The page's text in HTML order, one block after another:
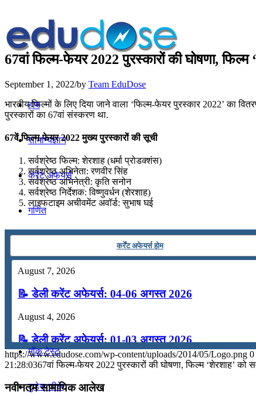
होम
सामान्यज्ञान
करेंट अफेयर्स
गणित
अंग्रेजी
मॉक टेस्ट
टुडेज जीके
67वां फिल्म-फेयर 2022 पुरस्कारों की घोषणा, फिल्म
September 1, 2022/by Team EduDose
भारतीय फिल्मों के लिए दिया जाने वाला ‘फिल्म-फेयर पुरस्कार 2022’ का
पुरस्कारों का 67वां संस्करण था.
67वें फिल्म-फेयर 2022 मुख्य पुरस्कारों की सूची
सर्वश्रेष्ठ फिल्म: शेरशाह (धर्मा प्रोडक्शंस)
सर्वश्रेष्ठ अभिनेता: रणवीर सिंह
सर्वश्रेष्ठ अभिनेत्री: कृति सनोन
सर्वश्रेष्ठ निर्देशक: विष्णुवर्धन (शेरशाह)
लाइफटाइम अचीवमेंट अवॉर्ड: सुभाष घई
कर्रेंट अफेयर्स होम
August 7, 2026
📝 डेली करेंट अफेयर्स: 04-06 अगस्त 2026
August 4, 2026
📝 डेली करेंट अफेयर्स: 01-03 अगस्त 2026
July 31, 2026
📝 डेली करेंट अफेयर्स: 28-31 जुलाई 2026
https://www.edudose.com/wp-content/uploads/2014/05/Logo.png 0
21:28:0367वां फिल्म-फेयर 2022 पुरस्कारों की घोषणा, फिल्म ‘शेरशाह’ को
नवीनतम सामायिक आलेख